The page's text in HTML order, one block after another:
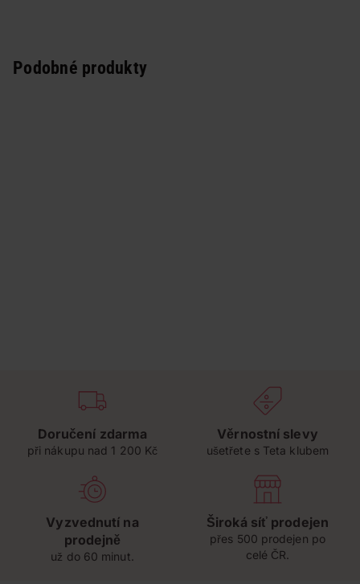
Podobné produkty
Doručení zdarma
při nákupu nad 1 200 Kč
Věrnostní slevy
ušetřete s Teta klubem
Vyzvednutí na
prodejně
už do 60 minut.
Široká síť prodejen
přes 500 prodejen po
celé ČR.